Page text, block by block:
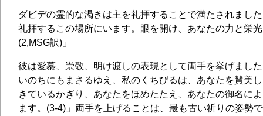
ダビデの霊的な渇きは主を礼拝することで満たされまし
礼拝するこの場所にいます。眼を開け、あなたの力と栄
(2,MSG訳)」
彼は愛慕、崇敬、明け渡しの表現として両手を挙げまし
いのちにもまさるゆえ、私のくちびるは、あなたを賛美
きているかぎり、あなたをほめたたえ、あなたの御名に
ます。(3-4)」両手を上げることは、最も古い祈りの姿勢